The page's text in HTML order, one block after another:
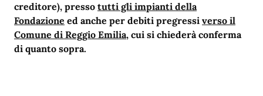
creditore), presso tutti gli impianti della
Fondazione ed anche per debiti pregressi verso il
Comune di Reggio Emilia, cui si chiederà conferma
di quanto sopra.